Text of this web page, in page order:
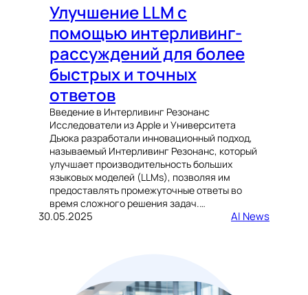
Улучшение LLM с
помощью интерливинг-
рассуждений для более
быстрых и точных
ответов
Введение в Интерливинг Резонанс
Исследователи из Apple и Университета
Дьюка разработали инновационный подход,
называемый Интерливинг Резонанс, который
улучшает производительность больших
языковых моделей (LLMs), позволяя им
предоставлять промежуточные ответы во
время сложного решения задач.…
30.05.2025 AI News